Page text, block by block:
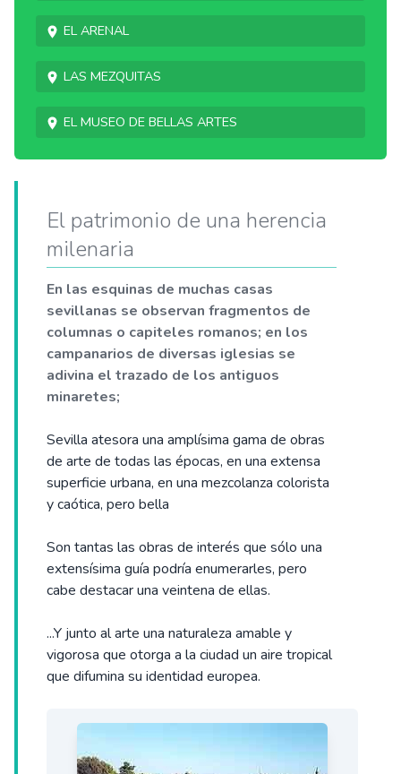
El Arenal
Las Mezquitas
El Museo de Bellas Artes
El patrimonio de una herencia
milenaria
En las esquinas de muchas casas
sevillanas se observan fragmentos de
columnas o capiteles romanos; en los
campanarios de diversas iglesias se
adivina el trazado de los antiguos
minaretes;
Sevilla atesora una amplísima gama de obras
de arte de todas las épocas, en una extensa
superficie urbana, en una mezcolanza colorista
y caótica, pero bella
Son tantas las obras de interés que sólo una
extensísima guía podría enumerarles, pero
cabe destacar una veintena de ellas.
...Y junto al arte una naturaleza amable y
vigorosa que otorga a la ciudad un aire tropical
que difumina su identidad europea.